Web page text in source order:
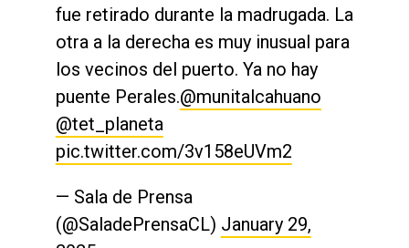
fue retirado durante la madrugada. La
otra a la derecha es muy inusual para
los vecinos del puerto. Ya no hay
puente Perales.@munitalcahuano
@tet_planeta
pic.twitter.com/3v158eUVm2
— Sala de Prensa
(@SaladePrensaCL) January 29,